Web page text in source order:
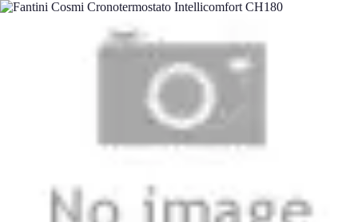
Tecnologia Utilitaria
Salute e Benessere